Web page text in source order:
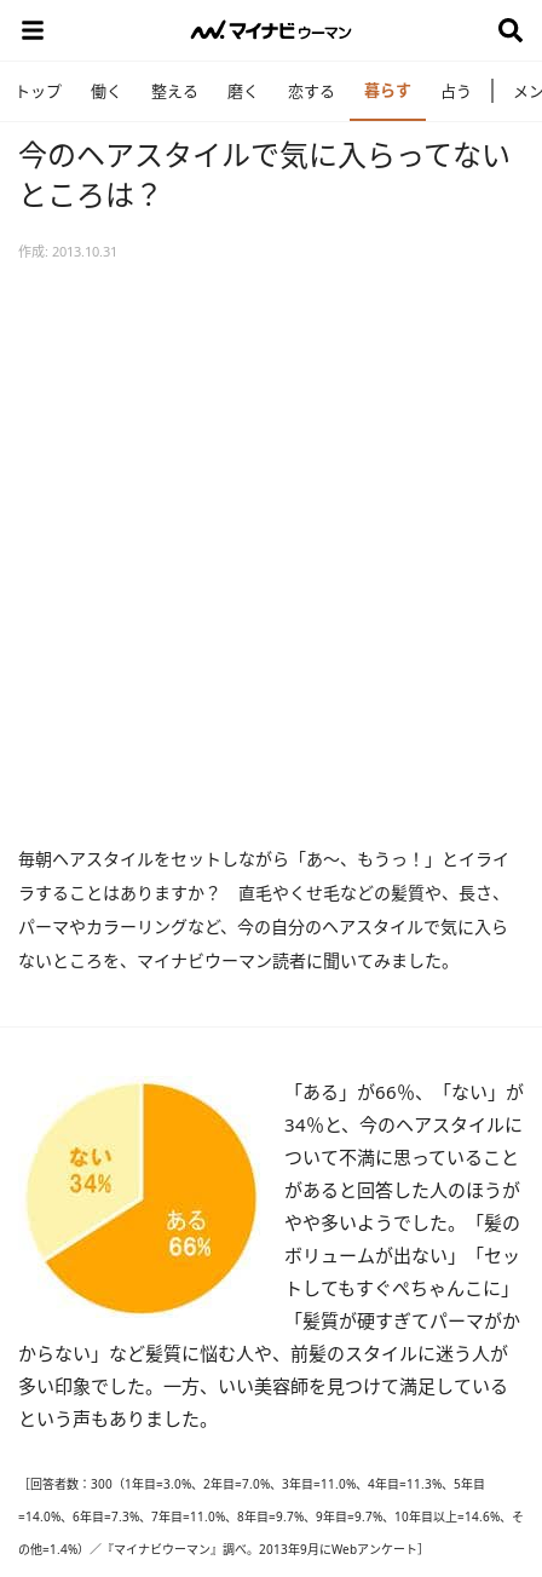
トップ 働く 整える 磨く 恋する 暮らす 占う メ
今のヘアスタイルで気に入らってない
ところは？
作成: 2013.10.31
毎朝ヘアスタイルをセットしながら「あ～、もうっ！」とイライ
ラすることはありますか？ 直毛やくせ毛などの髪質や、長さ、
パーマやカラーリングなど、今の自分のヘアスタイルで気に入ら
ないところを、マイナビウーマン読者に聞いてみました。
「ある」が66％、「ない」が
34％と、今のヘアスタイルに
ついて不満に思っていること
があると回答した人のほうが
やや多いようでした。「髪の
ボリュームが出ない」「セッ
トしてもすぐぺちゃんこに」
「髪質が硬すぎてパーマがか
からない」など髪質に悩む人や、前髪のスタイルに迷う人が
多い印象でした。一方、いい美容師を見つけて満足している
という声もありました。
［回答者数：300（1年目=3.0%、2年目=7.0%、3年目=11.0%、4年目=11.3%、5年目
=14.0%、6年目=7.3%、7年目=11.0%、8年目=9.7%、9年目=9.7%、10年目以上=14.6%、そ
の他=1.4%）／『マイナビウーマン』調べ。2013年9月にWebアンケート］